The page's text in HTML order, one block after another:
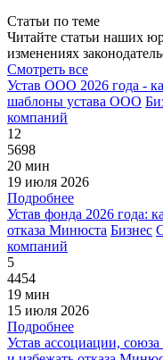
Статьи по теме
Читайте статьи наших
изменениях
Смотреть все
Устав ООО 2026 года -
шаблоны устава ООО
компаний
12
5698
20 мин
19 июля 2026
Подробнее
Устав фонда 2026 года:
отказа Минюста Бизнес
компаний
5
4454
19 мин
15 июля 2026
Подробнее
Устав ассоциации,